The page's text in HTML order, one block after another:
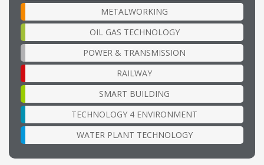
METALWORKING
OIL GAS TECHNOLOGY
POWER & TRANSMISSION
RAILWAY
SMART BUILDING
TECHNOLOGY 4 ENVIRONMENT
WATER PLANT TECHNOLOGY